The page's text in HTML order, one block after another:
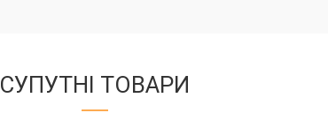
СУПУТНІ ТОВАРИ